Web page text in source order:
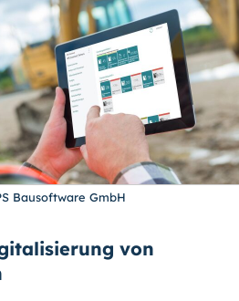
Bausoftware GmbH
von